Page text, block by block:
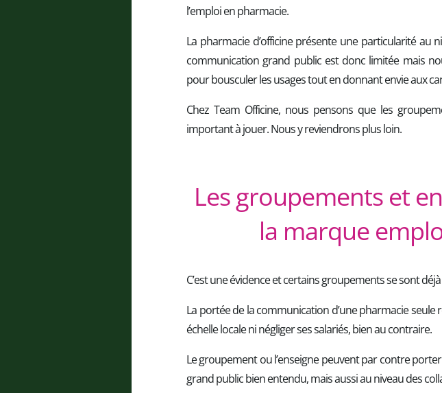
l’emploi en pharmacie.
La pharmacie d’officine présente une particularité au
communication grand public est donc limitée mais
pour bousculer les usages tout en donnant envie aux
Chez Team Officine, nous pensons que les
important à jouer. Nous y reviendrons plus loin.
Les groupements et
la marque
C’est une évidence et certains groupements se sont
La portée de la communication d’une pharmacie
échelle locale ni négliger ses salariés, bien au contraire.
Le groupement ou l’enseigne peuvent par contre
grand public bien entendu, mais aussi au niveau des